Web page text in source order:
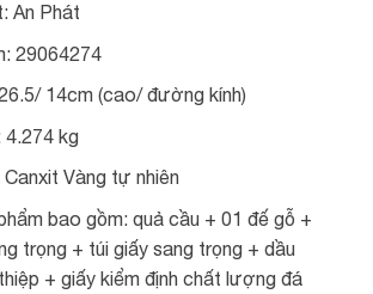
An Phát
29064274
14cm (cao/ đường kính)
4.274 kg
Vàng tự nhiên
bao gồm: quả cầu + 01 đế gỗ +
trọng + túi giấy sang trọng + dầu
+ giấy kiểm định chất lượng đá